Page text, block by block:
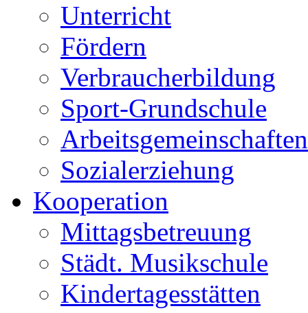
Unterricht
Fördern
Verbraucherbildung
Sport-Grundschule
Arbeitsgemeinschaften
Sozialerziehung
Kooperation
Mittagsbetreuung
Städt. Musikschule
Kindertagesstätten